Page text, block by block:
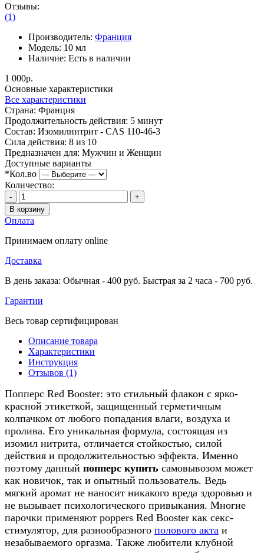
Отзывы:
(1)
Производитель: Франция
Модель: 10 мл
Наличие: Есть в наличии
1 000р.
Основные характеристики
Все характеристики
Страна: Франция
Продолжительность действия: 5 минут
Состав: Изомилнитрит - CAS 110-46-3
Сила действия: 8 из 10
Предназначен для: Мужчин и Женщин
Доступные варианты
*Кол.во
Количество:
-
+
В корзину
Оплата
Принимаем оплату online
Доставка
В день заказа: Обычная - 400 руб. Быстрая за 2 часа - 700 руб.
Гарантии
Весь товар сертифицирован
Описание товара
Характеристики
Инструкция
Отзывов (1)
Попперс Red Booster: это стильный флакон с ярко-
красной этикеткой, защищенный герметичным
колпачком от любого попадания влаги, воздуха и
пролива. Его уникальная формула, состоящая из
изомил нитрита, отличается стойкостью, силой
действия и продолжительностью эффекта. Именно
поэтому данный попперс купить самовывозом может
как новичок, так и опытный пользователь. Ведь
мягкий аромат не наносит никакого вреда здоровью и
не вызывает психологического привыкания. Многие
парочки применяют poppers Red Booster как секс-
стимулятор, для разнообразного полового акта и
незабываемого оргазма. Также любители клубной